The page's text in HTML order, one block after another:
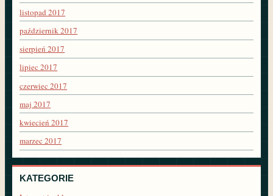
listopad 2017
październik 2017
sierpień 2017
lipiec 2017
czerwiec 2017
maj 2017
kwiecień 2017
marzec 2017
KATEGORIE